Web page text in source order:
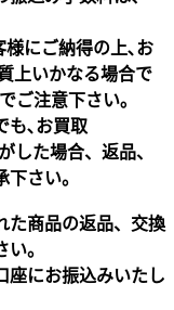
にご納得の上､お
上いかなる場合で
ご注意下さい｡
も､お買取
した場合、返品、
さい。
た商品の返品、交換
。
座にお振込みいたし